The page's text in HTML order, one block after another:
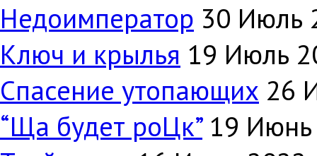
Недоимператор 30 Июль
Ключ и крылья 19 Июль
Спасение утопающих 26
“Ща будет роЦк” 19